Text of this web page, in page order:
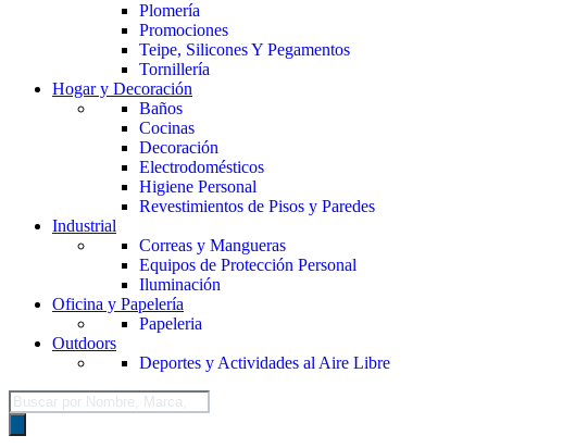
Plomería
Promociones
Teipe, Silicones Y Pegamentos
Tornillería
Hogar y Decoración
Baños
Cocinas
Decoración
Electrodomésticos
Higiene Personal
Revestimientos de Pisos y Paredes
Industrial
Correas y Mangueras
Equipos de Protección Personal
Iluminación
Oficina y Papelería
Papeleria
Outdoors
Deportes y Actividades al Aire Libre
Búsqueda
de
productos